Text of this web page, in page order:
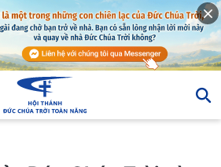
Trời và Ngài có gì và là gì